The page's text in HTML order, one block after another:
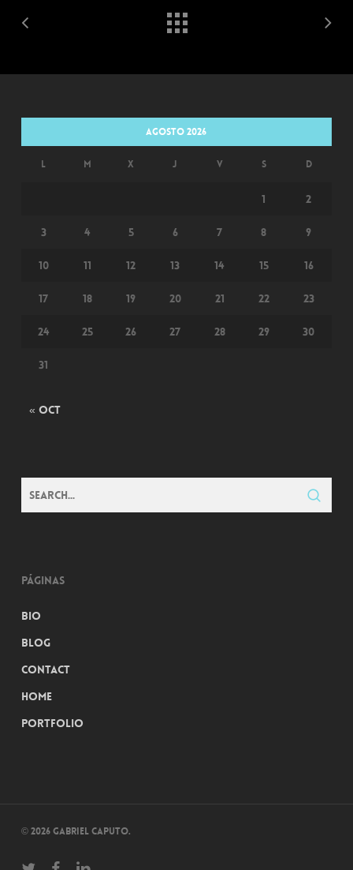
agosto 2026
L M X J V S D
1 2
3 4 5 6 7 8 9
10 11 12 13 14 15 16
17 18 19 20 21 22 23
24 25 26 27 28 29 30
31
« Oct
Páginas
Bio
Blog
Contact
Home
Portfolio
© 2026 Gabriel Caputo.